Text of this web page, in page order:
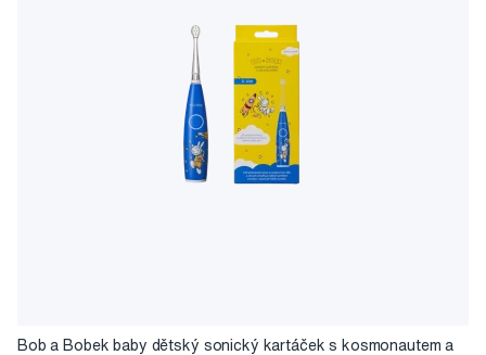
Bob a Bobek baby dětský sonický kartáček s kosmonautem a